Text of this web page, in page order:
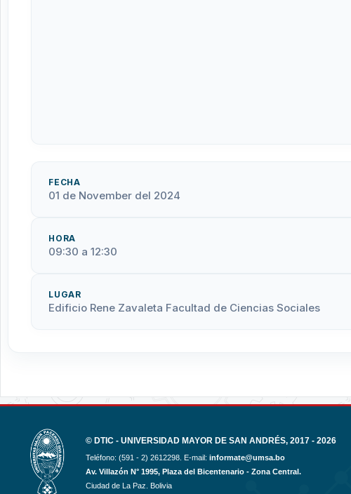
FECHA
01 de November del 2024
HORA
09:30 a 12:30
LUGAR
Edificio Rene Zavaleta Facultad de Ciencias Sociales
© DTIC - UNIVERSIDAD MAYOR DE SAN ANDRÉS, 2017 - 2026
Teléfono: (591 - 2) 2612298. E-mail: informate@umsa.bo
Av. Villazón N° 1995, Plaza del Bicentenario - Zona Central.
Ciudad de La Paz. Bolivia